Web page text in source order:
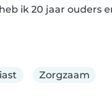
ik 20 jaar ouders
Zorgzaam